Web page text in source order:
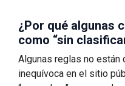
¿Por qué algunas
como “sin
Algunas reglas no están
inequívoca en el sitio